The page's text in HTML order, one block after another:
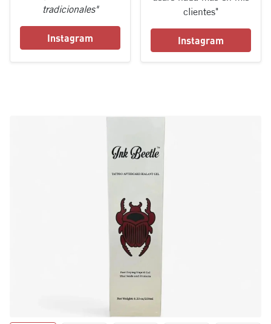
tradicionales"
Instagram
clientes"
Instagram